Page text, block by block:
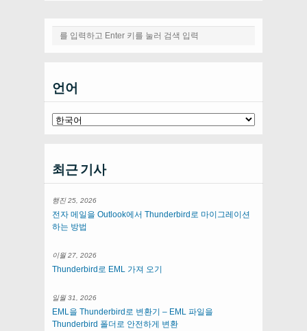
언어
최근 기사
행진 25, 2026
전자 메일을 Outlook에서 Thunderbird로 마이그레이션
하는 방법
이월 27, 2026
Thunderbird로 EML 가져 오기
일월 31, 2026
EML을 Thunderbird로 변환기 – EML 파일을
Thunderbird 폴더로 안전하게 변환